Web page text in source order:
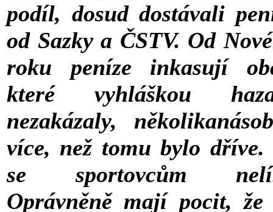
podíl, dosud dostávali
od Sazky a ČSTV. Od
roku peníze inkasují
které vyhláškou
nezakázaly,
více, než tomu bylo dříve.
se sportovcům
Oprávněně mají pocit, že